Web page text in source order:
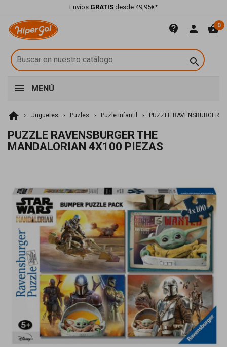
Envíos GRATIS desde 49,95€*
contact_support person shopping_basket0

MENÚ
home Juguetes Puzles Puzle infantil PUZZLE RAVENSBURGER
PUZZLE RAVENSBURGER THE
MANDALORIAN 4X100 PIEZAS